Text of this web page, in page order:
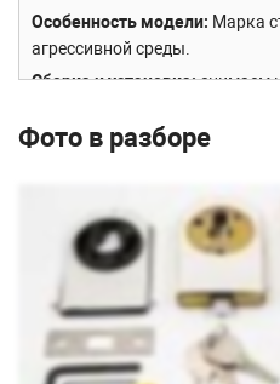
Особенность модели Марка
агрессивной среды.
Сборка и установка снимаем
фиксируем замок в заранее
Фото в разборе